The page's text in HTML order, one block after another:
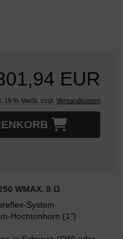
EUR
19 % MwSt. zzgl. Versandkosten
WMAX. 8 Ω
System
Hochtonhorn (1")